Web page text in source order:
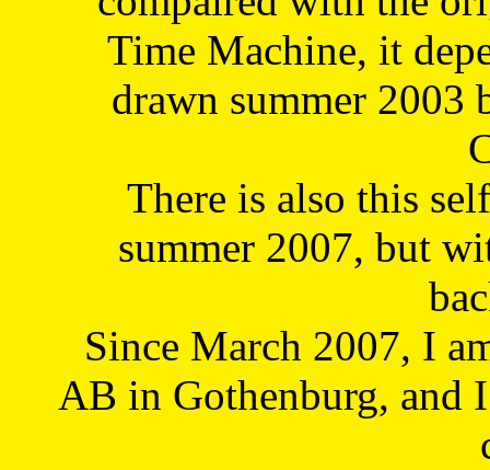
Time Machine, it
drawn summer 2003
There is also this
summer 2007, but
Since March 2007, I
AB in Gothenburg, and